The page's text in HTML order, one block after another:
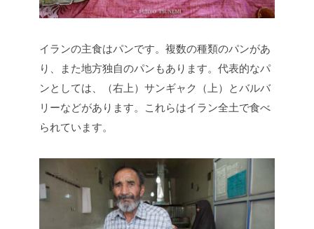
イランの主食はパンです。複数の種類のパンがあ
り、また地方独自のパンもあります。代表的なパ
ンとしては、（右上）サンギャク（上）とバルバ
リーなどがあります。これらはイラン全土で食べ
られています。